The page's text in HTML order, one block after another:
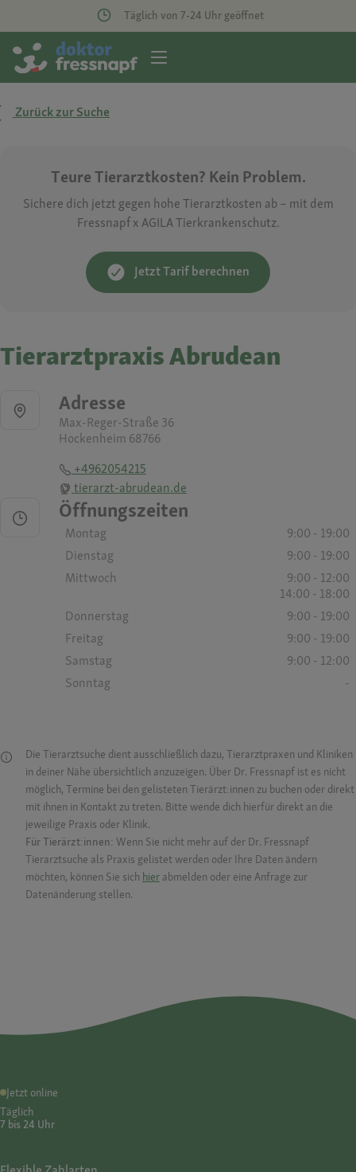
Täglich von 7-24 Uhr geöffnet
Zurück zur Suche
Teure Tierarztkosten? Kein Problem.
Sichere dich jetzt gegen hohe Tierarztkosten ab – mit dem
Fressnapf x AGILA Tierkrankenschutz.
Jetzt Tarif berechnen
Tierarztpraxis Abrudean
Adresse
Max-Reger-Straße 36
Hockenheim 68766
+4962054215
tierarzt-abrudean.de
Öffnungszeiten
Montag
9:00 - 19:00
Dienstag
9:00 - 19:00
Mittwoch
9:00 - 12:00
14:00 - 18:00
Donnerstag
9:00 - 19:00
Freitag
9:00 - 19:00
Samstag
9:00 - 12:00
Sonntag
-
Die Tierarztsuche dient ausschließlich dazu, Tierarztpraxen und Kliniken
in deiner Nähe übersichtlich anzuzeigen. Über Dr. Fressnapf ist es nicht
möglich, Termine bei den gelisteten Tierärzt:innen zu buchen oder direkt
mit ihnen in Kontakt zu treten. Bitte wende dich hierfür direkt an die
jeweilige Praxis oder Klinik.
Für Tierärzt:innen: Wenn Sie nicht mehr auf der Dr. Fressnapf
Tierarztsuche als Praxis gelistet werden oder Ihre Daten ändern
möchten, können Sie sich hier abmelden oder eine Anfrage zur
Datenänderung stellen.
Jetzt online
Täglich
7 bis 24 Uhr